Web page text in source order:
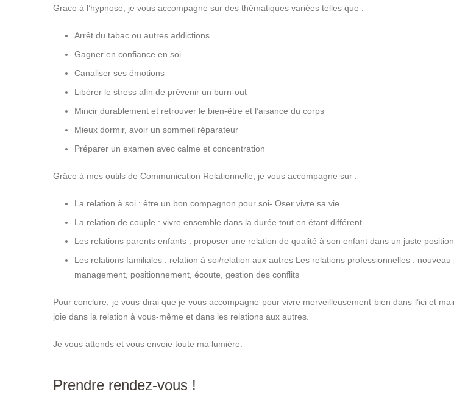
Grace à l’hypnose, je vous accompagne sur des thématiques variées telles que :
Arrêt du tabac ou autres addictions
Gagner en confiance en soi
Canaliser ses émotions
Libérer le stress afin de prévenir un burn-out
Mincir durablement et retrouver le bien-être et l’aisance du corps
Mieux dormir, avoir un sommeil réparateur
Préparer un examen avec calme et concentration
Grâce à mes outils de Communication Relationnelle, je vous accompagne sur :
La relation à soi : être un bon compagnon pour soi- Oser vivre sa vie
La relation de couple : vivre ensemble dans la durée tout en étant différent
Les relations parents enfants : proposer une relation de qualité à son enfant dans un juste
Les relations familiales : relation à soi/relation aux autres Les relations professionnelles : nouveau
management, positionnement, écoute, gestion des conflits
Pour conclure, je vous dirai que je vous accompagne pour vivre merveilleusement bien dans l’ici et
joie dans la relation à vous-même et dans les relations aux autres.
Je vous attends et vous envoie toute ma lumière.
Prendre rendez-vous !